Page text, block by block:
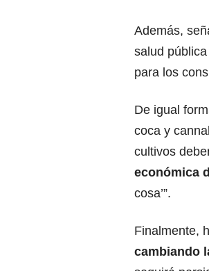
Además,
salud
para los
De igual
coca y
cultivos
económica
cosa’”.
Finalmente,
cambiando